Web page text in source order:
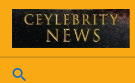
Skip
content
Search